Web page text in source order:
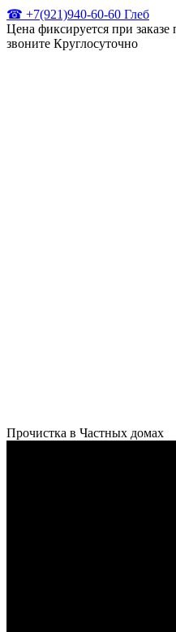
☎ +7(921)940-60-60 Глеб
Цена фиксируется при заказе
звоните Круглосуточно
Прочистка в Частных домах